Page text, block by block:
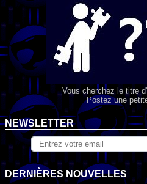
Vous cherchez le titre
Postez une
NEWSLETTER
DERNIÈRES NOUVELLES